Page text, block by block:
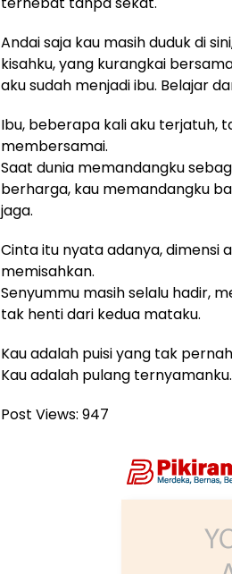
Andai saja kau masih duduk di
kisahku, yang kurangkai
aku sudah menjadi ibu. Belajar
Ibu, beberapa kali aku terjatuh,
membersamai.
Saat dunia memandangku
berharga, kau memandangku
jaga.
Cinta itu nyata adanya, dimensi
memisahkan.
Senyummu masih selalu hadir,
tak henti dari kedua mataku.
Kau adalah puisi yang tak
Kau adalah pulang ternyamanku.
Post Views: 947